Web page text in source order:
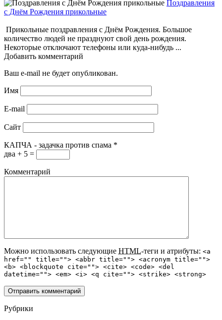
Поздравления
с Днём Рождения прикольные
Прикольные поздравления с Днём Рождения. Большое
количество людей не празднуют свой день рождения.
Некоторые отключают телефоны или куда-нибудь ...
Добавить комментарий
Ваш e-mail не будет опубликован.
Имя
E-mail
Сайт
КАПЧА - задачка против спама *
два + 5 =
Комментарий
Можно использовать следующие HTML-теги и атрибуты: <a
href="" title=""> <abbr title=""> <acronym title="">
<b> <blockquote cite=""> <cite> <code> <del
datetime=""> <em> <i> <q cite=""> <strike> <strong>
Рубрики